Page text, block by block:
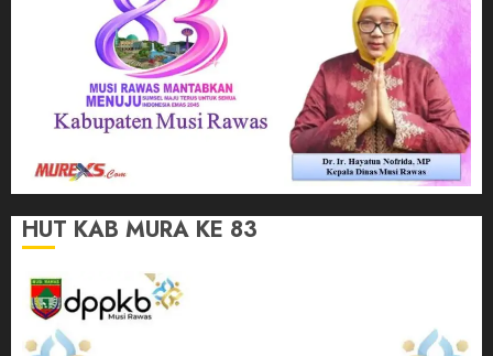
HUT KAB MURA KE 83